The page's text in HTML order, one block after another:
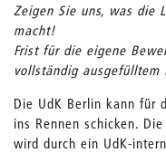
Zeigen Sie uns, was die
macht!
Frist für die eigene
vollständig ausgefülltem
Die UdK Berlin kann für
ins Rennen schicken.
wird durch ein UdK-